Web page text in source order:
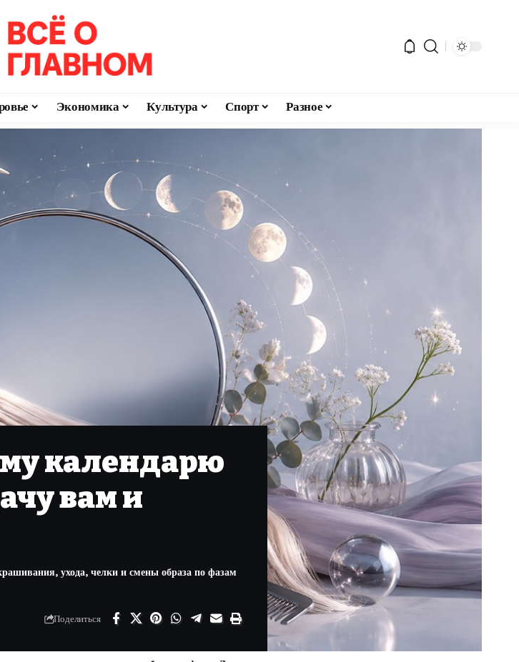
Экономика Культура Спорт Разное
календарю
вам и
ухода, челки и смены образа по фазам
Поделиться